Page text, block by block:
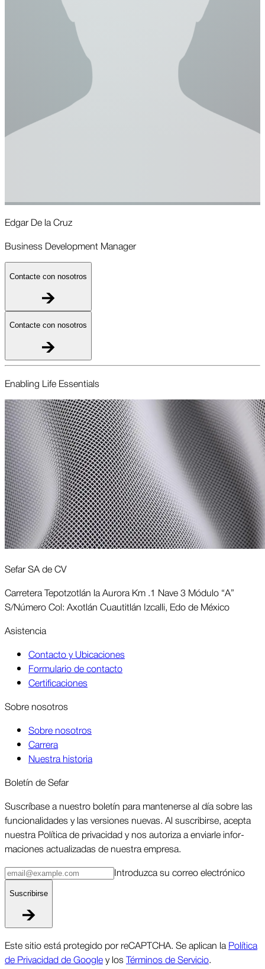
Edgar De la Cruz
Business Development Manager
Contacte con nosotros
Contacte con nosotros
Enabling Life Essent­ials
Sefar SA de CV
Carretera Tepotzotlán la Aurora Km .1 Nave 3 Módulo “A”
S/Número Col: Axotlán Cuautitlán Izcalli, Edo de México
Asis­tencia
Contacto y Ubicaciones
Formulario de contacto
Certificaciones
Sobre nosotros
Sobre nosotros
Carrera
Nuestra historia
Boletín de Sefar
Sus­críbase a nuestro boletín para man­tenerse al día sobre las
funcio­nalidades y las ver­siones nuevas. Al suscri­birse, acepta
nuestra Política de priva­cidad y nos autoriza a enviarle infor­
maciones actua­lizadas de nuestra empresa.
Intro­duzca su correo elec­trónico
Suscri­birse
Este sitio está protegido por reCAPTCHA. Se aplican laPolítica
de Privacidad de Googley los Términos de Servicio.